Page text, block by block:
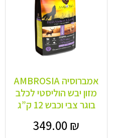
אמברוסיה AMBROSIA
מזון יבש הוליסטי לכלב
בוגר צבי וכבש 12 ק”ג
349.00₪